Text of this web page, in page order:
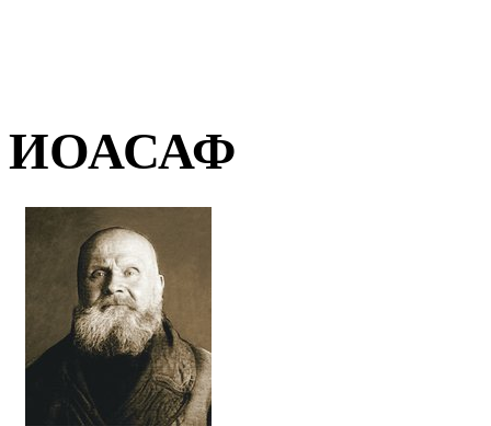
ИОАСАФ